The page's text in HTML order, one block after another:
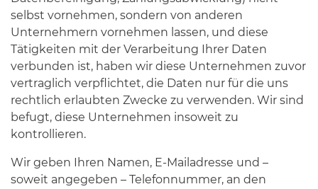
selbst vornehmen, sondern von anderen
Unternehmern vornehmen lassen, und diese
Tätigkeiten mit der Verarbeitung Ihrer Daten
verbunden ist, haben wir diese Unternehmen zuvor
vertraglich verpflichtet, die Daten nur für die uns
rechtlich erlaubten Zwecke zu verwenden. Wir sind
befugt, diese Unternehmen insoweit zu
kontrollieren.
Wir geben Ihren Namen, E-Mailadresse und –
soweit angegeben – Telefonnummer, an den